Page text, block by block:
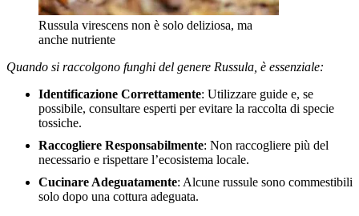
Russula virescens non è solo deliziosa, ma
anche nutriente
Quando si raccolgono funghi del genere Russula, è essenziale:
Identificazione Correttamente: Utilizzare guide e, se
possibile, consultare esperti per evitare la raccolta di specie
tossiche.
Raccogliere Responsabilmente: Non raccogliere più del
necessario e rispettare l’ecosistema locale.
Cucinare Adeguatamente: Alcune russule sono commestibili
solo dopo una cottura adeguata.